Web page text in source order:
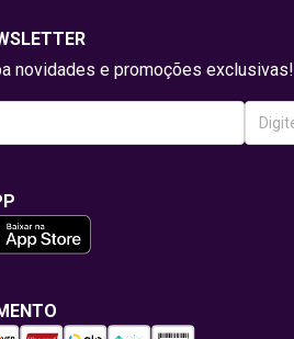
novidades e promoções exclusivas!